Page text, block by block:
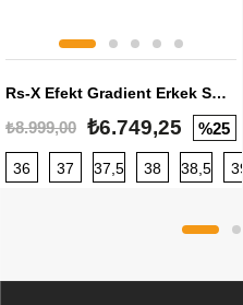
Rs-X Efekt Gradient Erkek Sneaker
₺8.999,00 ₺6.749,25 %25
36 37 37,5 38 38,5 39